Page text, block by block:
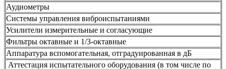
Аудиометры
Системы управления виброиспытаниями
Усилители измерительные и согласующие
Фильтры октавные и 1/3-октавные
Аппаратура вспомогательная, отградуированная в дБ
Аттестация испытательного оборудования (в том числе по